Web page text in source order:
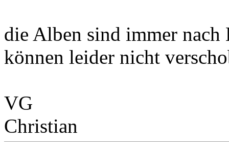
die Alben sind immer
können leider nicht
VG
Christian